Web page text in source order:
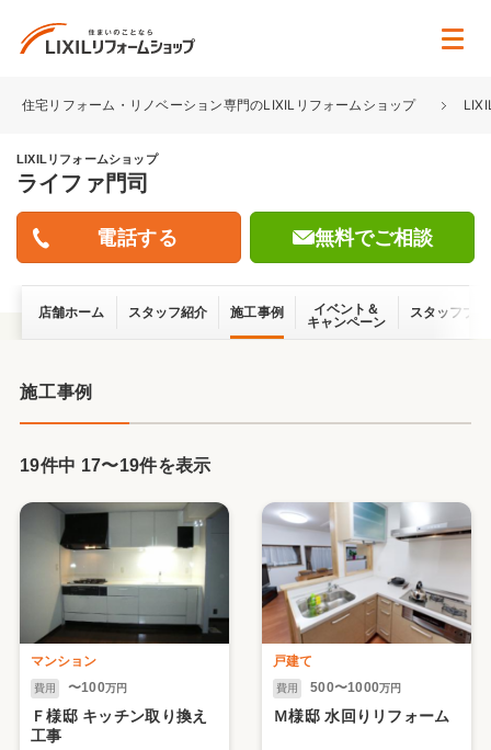
住宅リフォーム・リノベーション専門のLIXILリフォームショップ
LIXILリフォームショップ
ライファ門司
無料でご相談
店舗ホーム スタッフ紹介 施工事例
イベント＆
キャンペーン
スタッフブ
施工事例
19件中 17〜19件を表示
マンション
費用 〜100万円
Ｆ様邸 キッチン取り換え
工事
戸建て
費用 500〜1000万円
Ｍ様邸 水回りリフォーム